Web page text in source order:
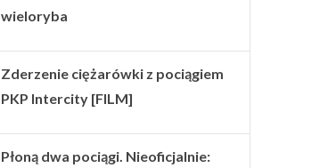
wieloryba
Zderzenie ciężarówki z pociągiem
PKP Intercity [FILM]
Płoną dwa pociągi. Nieoficjalnie: